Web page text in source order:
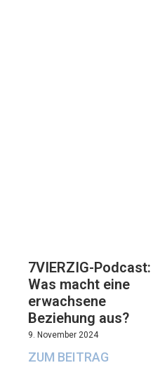
7VIERZIG-Podcast:
Was macht eine
erwachsene
Beziehung aus?
9. November 2024
ZUM BEITRAG